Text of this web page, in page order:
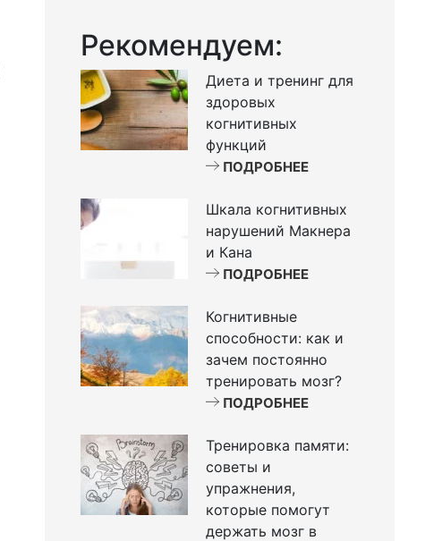
Рекомендуем:
Диета и тренинг для
здоровых
когнитивных
функций
ПОДРОБНЕЕ
Шкала когнитивных
нарушений Макнера
и Кана
ПОДРОБНЕЕ
Когнитивные
способности: как и
зачем постоянно
тренировать мозг?
ПОДРОБНЕЕ
Тренировка памяти:
советы и
упражнения,
которые помогут
держать мозг в